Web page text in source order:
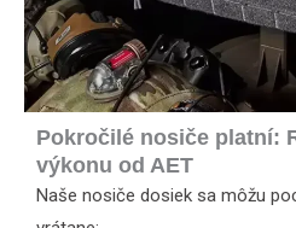
Pokročilé nosiče platní:
výkonu od AET
Naše nosiče dosiek sa môžu